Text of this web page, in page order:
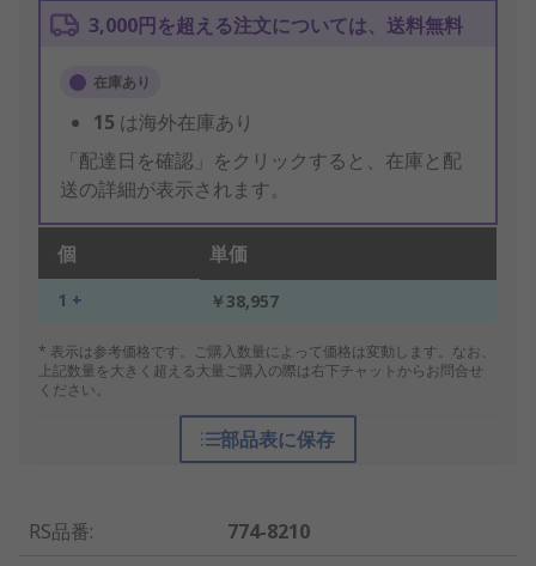
3,000円を超える注文については、送料無料
在庫あり
15 は海外在庫あり
「配達日を確認」をクリックすると、在庫と配
送の詳細が表示されます。
個 単価
1 + ￥38,957
* 表示は参考価格です。ご購入数量によって価格は変動します。なお、
上記数量を大きく超える大量ご購入の際は右下チャットからお問合せ
ください。
部品表に保存
RS品番:
774-8210